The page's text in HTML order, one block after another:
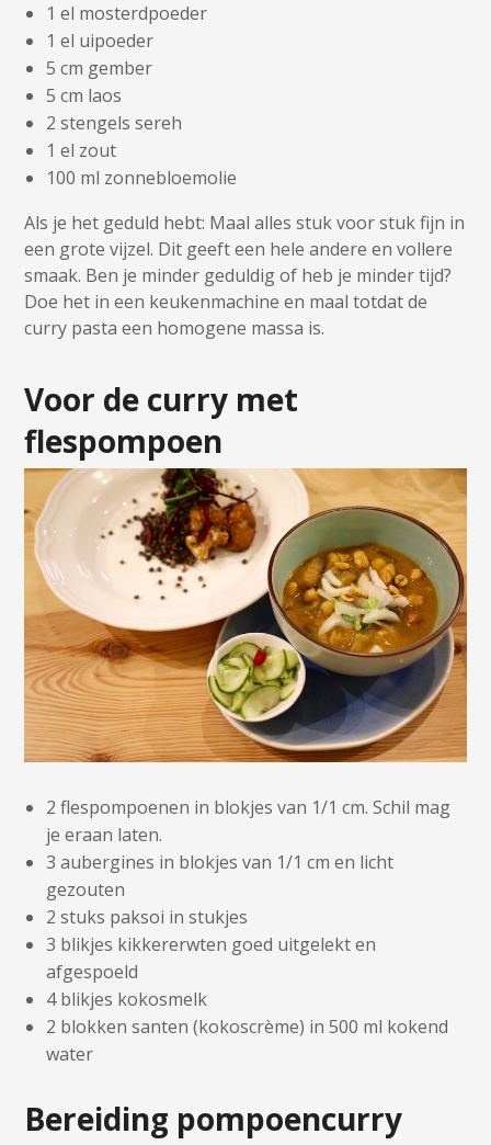
1 el mosterdpoeder
1 el uipoeder
5 cm gember
5 cm laos
2 stengels sereh
1 el zout
100 ml zonnebloemolie
Als je het geduld hebt: Maal alles stuk voor stuk fijn in
een grote vijzel. Dit geeft een hele andere en vollere
smaak. Ben je minder geduldig of heb je minder tijd?
Doe het in een keukenmachine en maal totdat de
curry pasta een homogene massa is.
Voor de curry met
flespompoen
2 flespompoenen in blokjes van 1/1 cm. Schil mag
je eraan laten.
3 aubergines in blokjes van 1/1 cm en licht
gezouten
2 stuks paksoi in stukjes
3 blikjes kikkererwten goed uitgelekt en
afgespoeld
4 blikjes kokosmelk
2 blokken santen (kokoscrème) in 500 ml kokend
water
Bereiding pompoencurry